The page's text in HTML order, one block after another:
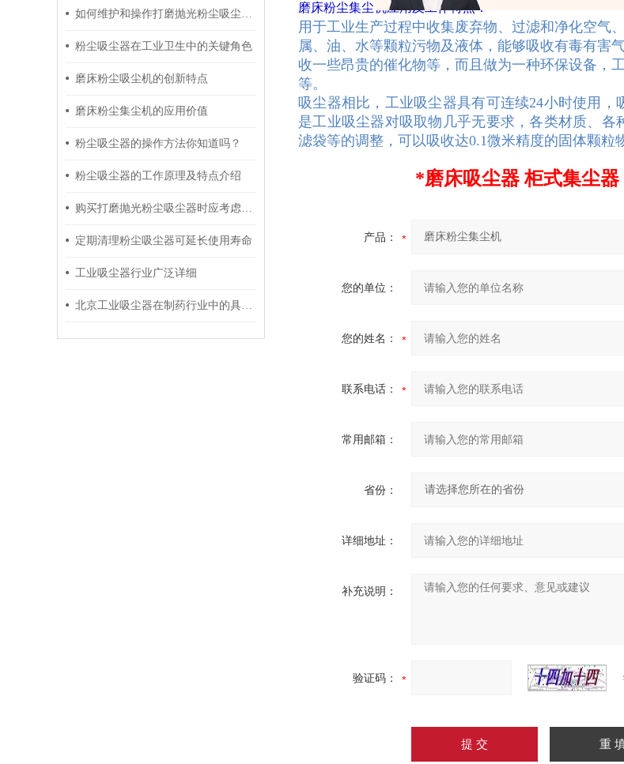
如何维护和操作打磨抛光粉尘吸尘器？
粉尘吸尘器在工业卫生中的关键角色
磨床粉尘吸尘机的创新特点
磨床粉尘集尘机的应用价值
粉尘吸尘器的操作方法你知道吗？
粉尘吸尘器的工作原理及特点介绍
购买打磨抛光粉尘吸尘器时应考虑这几个方面
定期清理粉尘吸尘器可延长使用寿命
工业吸尘器行业广泛详细
北京工业吸尘器在制药行业中的具体运用及指导
磨床粉尘集尘机应用及工作特点：
用于工业生产过程中收集废弃物、过滤和净化空气
属、油、水等颗粒污物及液体，能够吸收有毒有害
收一些昂贵的催化物等，而且做为一种环保设备，
等。
吸尘器相比，工业吸尘器具有可连续24小时使用
是工业吸尘器对吸取物几乎无要求，各类材质、各
滤袋等的调整，可以吸收达0.1微米精度的固体颗粒
*磨床吸尘器 柜式集尘
产品：
您的单位：
您的姓名：
联系电话：
常用邮箱：
省份：
详细地址：
补充说明：
验证码：